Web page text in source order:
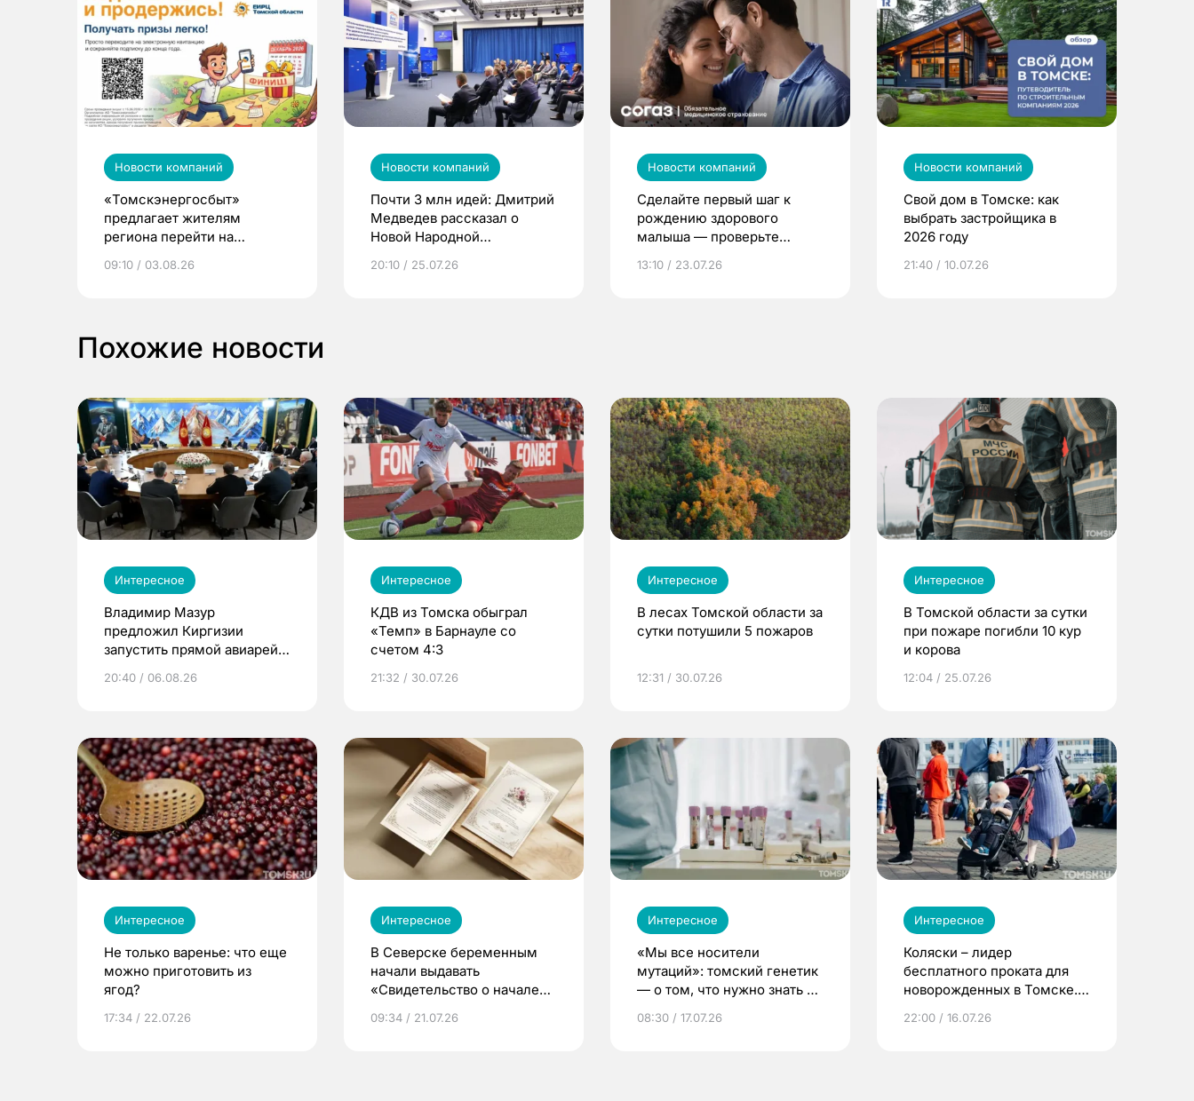
Новости компаний
«Томскэнергосбыт»
предлагает жителям
региона перейти на
выиграть призы
09:10 / 03.08.26
Новости компаний
Почти 3 млн идей: Дмитрий
Медведев рассказал о
Новой Народной
20:10 / 25.07.26
Новости компаний
Сделайте первый шаг к
рождению здорового
малыша — проверьте
по ОМС!
13:10 / 23.07.26
Новости компаний
Свой дом в Томске: как
выбрать застройщика в
2026 году
21:40 / 10.07.26
Похожие новости
Интересное
Владимир Мазур
предложил Киргизии
запустить прямой авиарейс
20:40 / 06.08.26
Интересное
КДВ из Томска обыграл
«Темп» в Барнауле со
счетом 4:3
21:32 / 30.07.26
Интересное
В лесах Томской области за
сутки потушили 5 пожаров
12:31 / 30.07.26
Интересное
В Томской области за сутки
при пожаре погибли 10 кур
и корова
12:04 / 25.07.26
Интересное
Не только варенье: что еще
можно приготовить из
ягод?
17:34 / 22.07.26
Интересное
В Северске беременным
начали выдавать
«Свидетельство о начале
09:34 / 21.07.26
Интересное
«Мы все носители
мутаций»: томский генетик
— о том, что нужно знать до
08:30 / 17.07.26
Интересное
Коляски – лидер
бесплатного проката для
новорожденных в Томске.
22:00 / 16.07.26